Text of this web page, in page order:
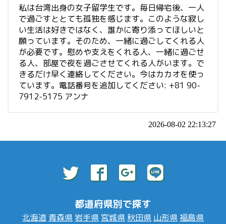
私は台湾出身の女子留学生です。毎日帰宅後、一人
で過ごすととても孤独を感じます。このような寂し
い生活は好きではなく、誰かに寄り添ってほしいと
願っています。そのため、一緒に過ごしてくれる人
が必要です。慰めや支えをくれる人、一緒に過ごせ
る人、部屋で夜を過ごさせてくれる人がいます。で
きるだけ早く連絡してください。今はカカオを使っ
ています。電話番号を追加してください: +81 90-
7912-5175 アンナ
2026-08-02 22:13:27
都道府県別で探す
北海道 青森県 岩手県 宮城県 秋田県 山形県福島県